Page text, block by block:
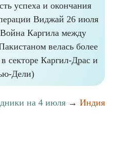
успеха и окончания
Виджай 26 июля
Война Каргила между
велась более
секторе Каргил-Драс и
Дели)
на 4 июля → Индия